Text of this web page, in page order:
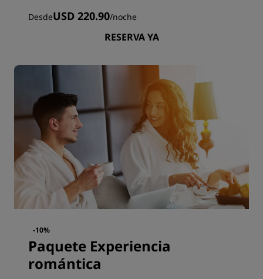
DesdeUSD 220.90/noche
RESERVA YA
-10%
Paquete Experiencia
romántica